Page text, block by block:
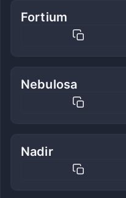
Fortium
Nebulosa
Nadir